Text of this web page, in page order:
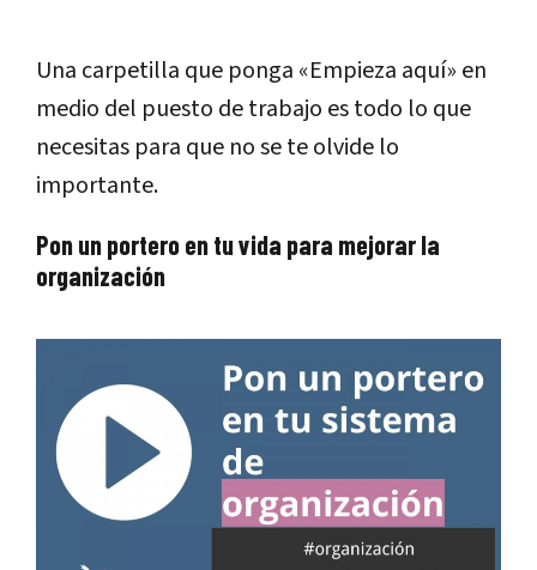
Una carpetilla que ponga «Empieza aquí» en
medio del puesto de trabajo es todo lo que
necesitas para que no se te olvide lo
importante.
Pon un portero en tu vida para mejorar la
organización